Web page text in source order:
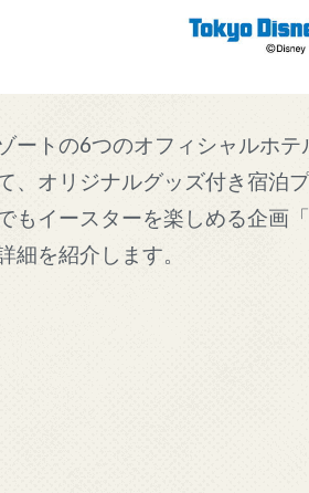
ートの6つのオフィシャルホ
、オリジナルグッズ付き宿泊
もイースターを楽しめる企画
細を紹介します。